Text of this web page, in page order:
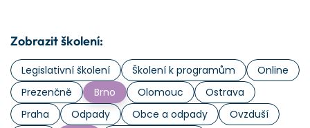
Zobrazit školení:
Legislativní školení Školení k programům
Online
Prezenčně
Brno Olomouc
Ostrava
Praha
Odpady Obce a odpady
Ovzduší